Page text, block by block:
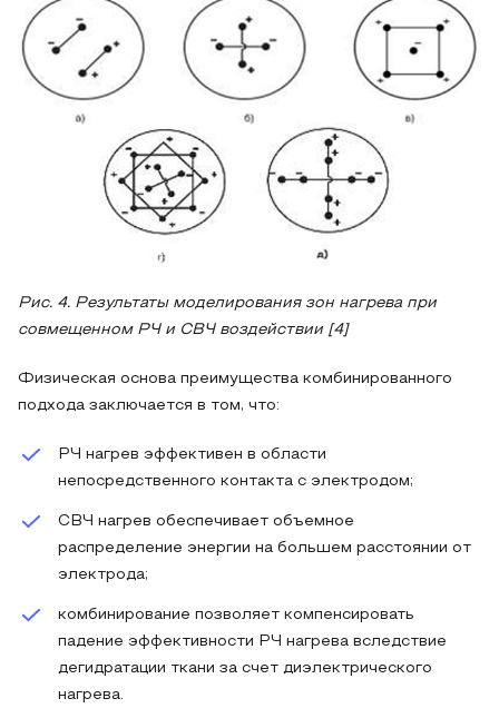
Рис. 4. Результаты моделирования зон нагрева при
совмещенном РЧ и СВЧ воздействии [4]
Физическая основа преимущества комбинированного
подхода заключается в том, что:
РЧ нагрев эффективен в области
непосредственного контакта с электродом;
СВЧ нагрев обеспечивает объемное
распределение энергии на большем расстоянии от
электрода;
комбинирование позволяет компенсировать
падение эффективности РЧ нагрева вследствие
дегидратации ткани за счет диэлектрического
нагрева.